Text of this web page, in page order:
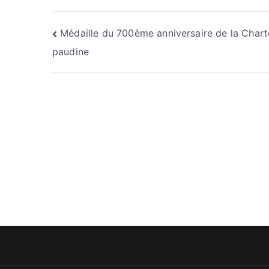
Navigation
de
Médaille du 700ème anniversaire de la
paudine